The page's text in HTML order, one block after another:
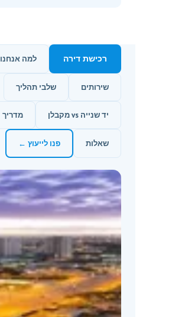
רכישת דירה למה אנחנו
שירותים שלבי תהליך
יד שנייה vs מקבלן מדריך
שאלות פנו לייעוץ ←